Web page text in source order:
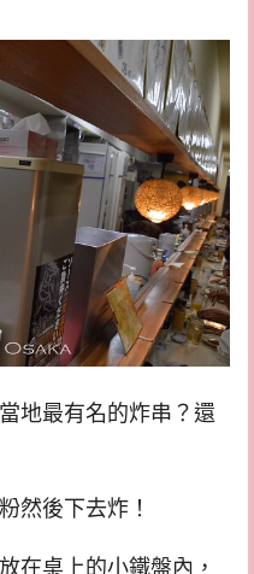
地最有名的炸串？還
然後下去炸！
在桌上的小鐵盤內，